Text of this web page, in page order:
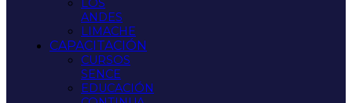
LOS
ANDES
LIMACHE
CAPACITACIÓN
CURSOS
SENCE
EDUCACIÓN